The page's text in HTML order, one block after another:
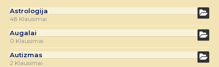
Astrologija
48 Klausimai
Augalai
0 Klausimai
Autizmas
2 Klausimai